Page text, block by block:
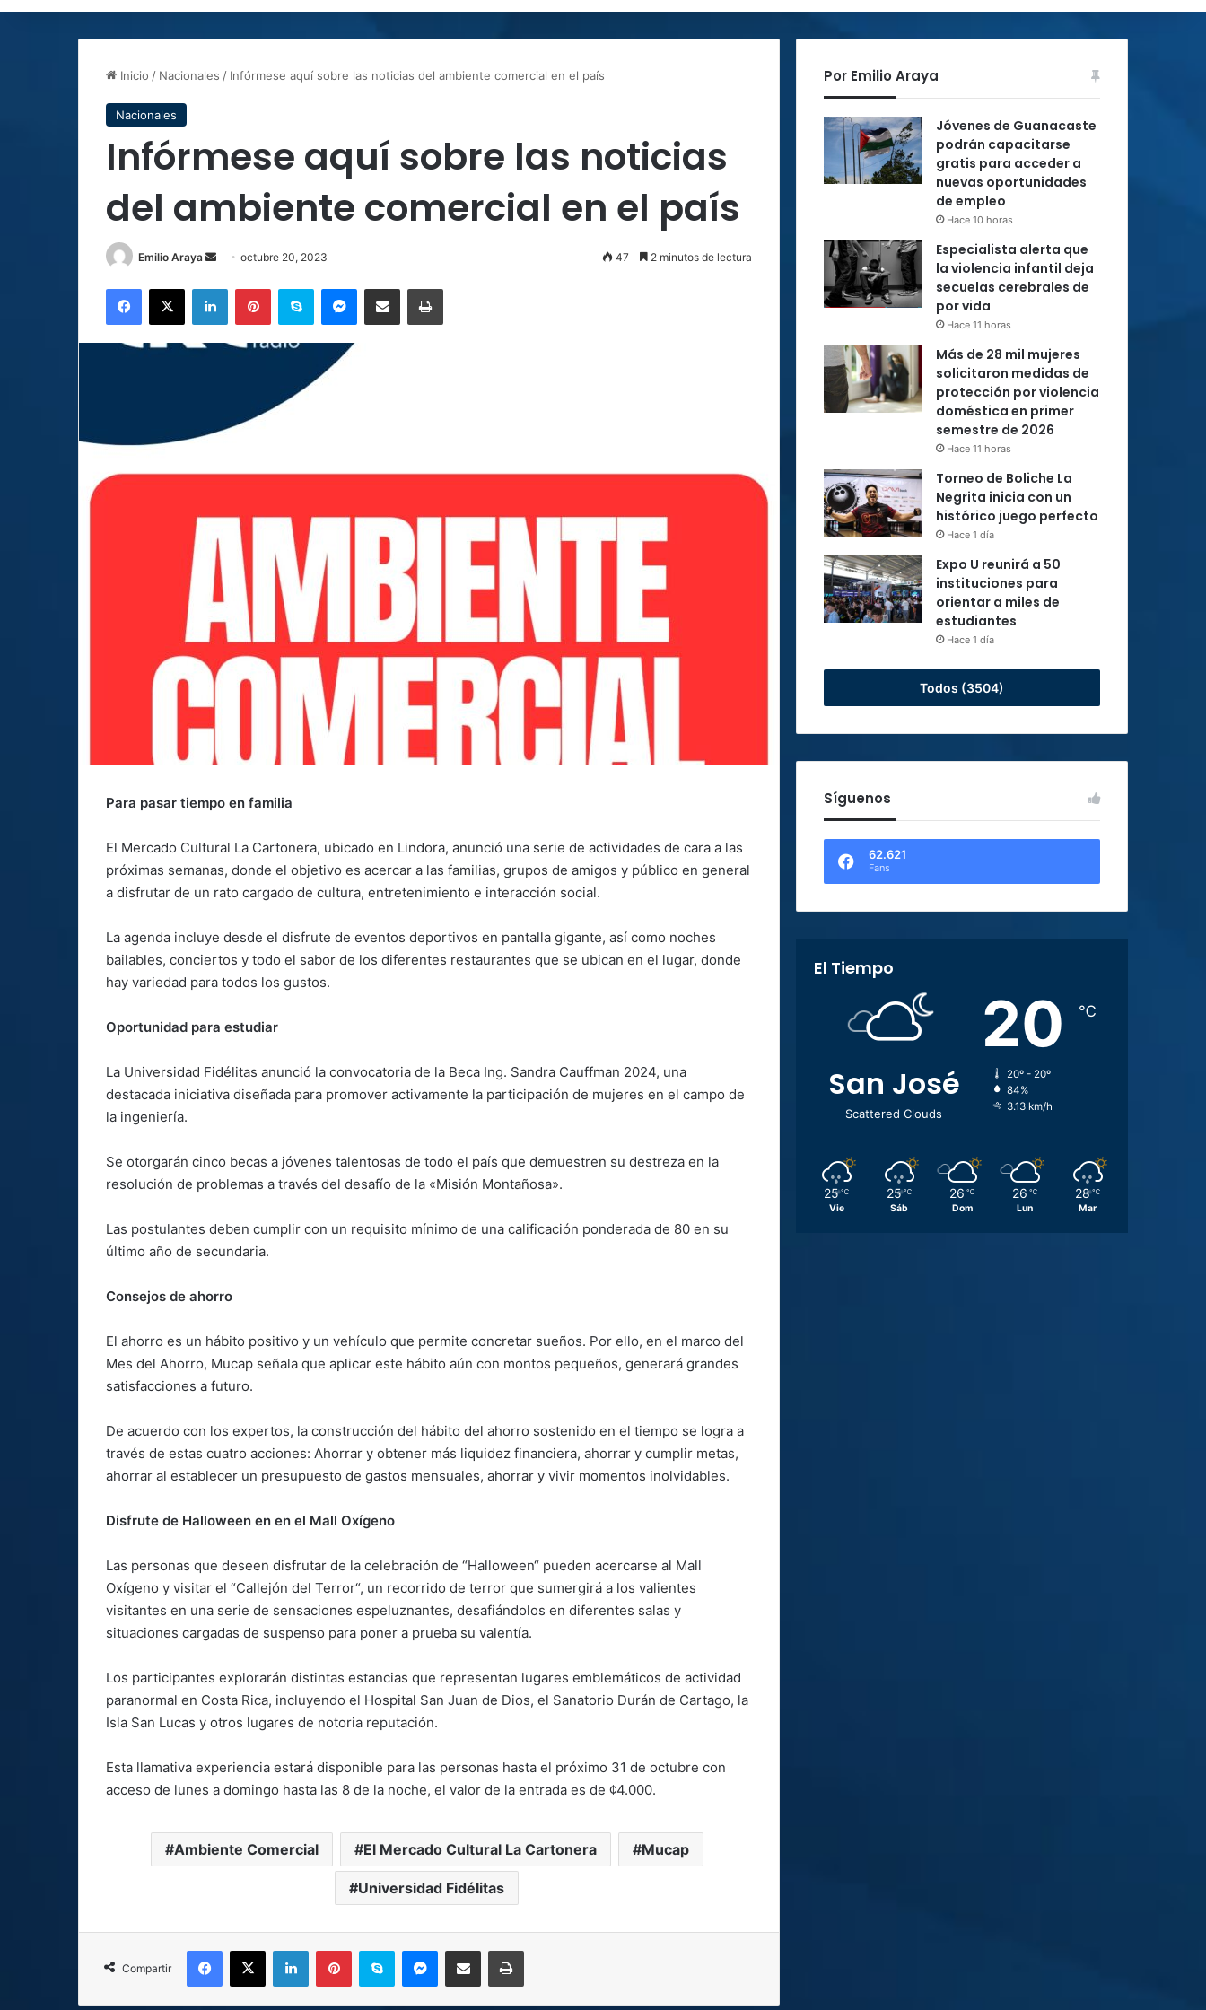
Inicio / Nacionales / Infórmese aquí sobre las noticias del ambiente comercial en el país
Nacionales
Infórmese aquí sobre las noticias
del ambiente comercial en el país
Emilio Araya
Sendoctubre 20, 2023 47 2 minutos de lectura
Facebook
X LinkedInPinterestSkype MessengerCompartir por correo electrónicoImprimir
Para pasar tiempo en familia
El Mercado Cultural La Cartonera, ubicado en Lindora, anunció una serie de actividades de cara a las
próximas semanas, donde el objetivo es acercar a las familias, grupos de amigos y público en general
a disfrutar de un rato cargado de cultura, entretenimiento e interacción social.
La agenda incluye desde el disfrute de eventos deportivos en pantalla gigante, así como noches
bailables, conciertos y todo el sabor de los diferentes restaurantes que se ubican en el lugar, donde
hay variedad para todos los gustos.
Oportunidad para estudiar
La Universidad Fidélitas anunció la convocatoria de la Beca Ing. Sandra Cauffman 2024, una
destacada iniciativa diseñada para promover activamente la participación de mujeres en el campo de
la ingeniería.
Se otorgarán cinco becas a jóvenes talentosas de todo el país que demuestren su destreza en la
resolución de problemas a través del desafío de la «Misión Montañosa».
Las postulantes deben cumplir con un requisito mínimo de una calificación ponderada de 80 en su
último año de secundaria.
Consejos de ahorro
El ahorro es un hábito positivo y un vehículo que permite concretar sueños. Por ello, en el marco del
Mes del Ahorro, Mucap señala que aplicar este hábito aún con montos pequeños, generará grandes
satisfacciones a futuro.
De acuerdo con los expertos, la construcción del hábito del ahorro sostenido en el tiempo se logra a
través de estas cuatro acciones: Ahorrar y obtener más liquidez financiera, ahorrar y cumplir metas,
ahorrar al establecer un presupuesto de gastos mensuales, ahorrar y vivir momentos inolvidables.
Disfrute de Halloween en en el Mall Oxígeno
Las personas que deseen disfrutar de la celebración de “Halloween“ pueden acercarse al Mall
Oxígeno y visitar el “Callejón del Terror“, un recorrido de terror que sumergirá a los valientes
visitantes en una serie de sensaciones espeluznantes, desafiándolos en diferentes salas y
situaciones cargadas de suspenso para poner a prueba su valentía.
Los participantes explorarán distintas estancias que representan lugares emblemáticos de actividad
paranormal en Costa Rica, incluyendo el Hospital San Juan de Dios, el Sanatorio Durán de Cartago, la
Isla San Lucas y otros lugares de notoria reputación.
Esta llamativa experiencia estará disponible para las personas hasta el próximo 31 de octubre con
acceso de lunes a domingo hasta las 8 de la noche, el valor de la entrada es de ¢4.000.
Ambiente Comercial El Mercado Cultural La Cartonera Mucap
Universidad Fidélitas
Compartir
Facebook
X LinkedInPinterestSkype MessengerCompartir por correo electrónicoImprimir
Por Emilio Araya
Jóvenes de Guanacaste
podrán capacitarse
gratis para acceder a
nuevas oportunidades
de empleo
Hace 10 horas
Especialista alerta que
la violencia infantil deja
secuelas cerebrales de
por vida
Hace 11 horas
Más de 28 mil mujeres
solicitaron medidas de
protección por violencia
doméstica en primer
semestre de 2026
Hace 11 horas
Torneo de Boliche La
Negrita inicia con un
histórico juego perfecto
Hace 1 día
Expo U reunirá a 50
instituciones para
orientar a miles de
estudiantes
Hace 1 día
Todos (3504)
Síguenos
62.621
Fans
El Tiempo
San José
Scattered Clouds
20 ℃
20º - 20º
84%
3.13 km/h
25 ℃
Vie
25 ℃
Sáb
26 ℃
Dom
26 ℃
Lun
28 ℃
Mar